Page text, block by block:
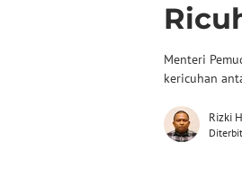
Menteri
kericuhan
Rizki